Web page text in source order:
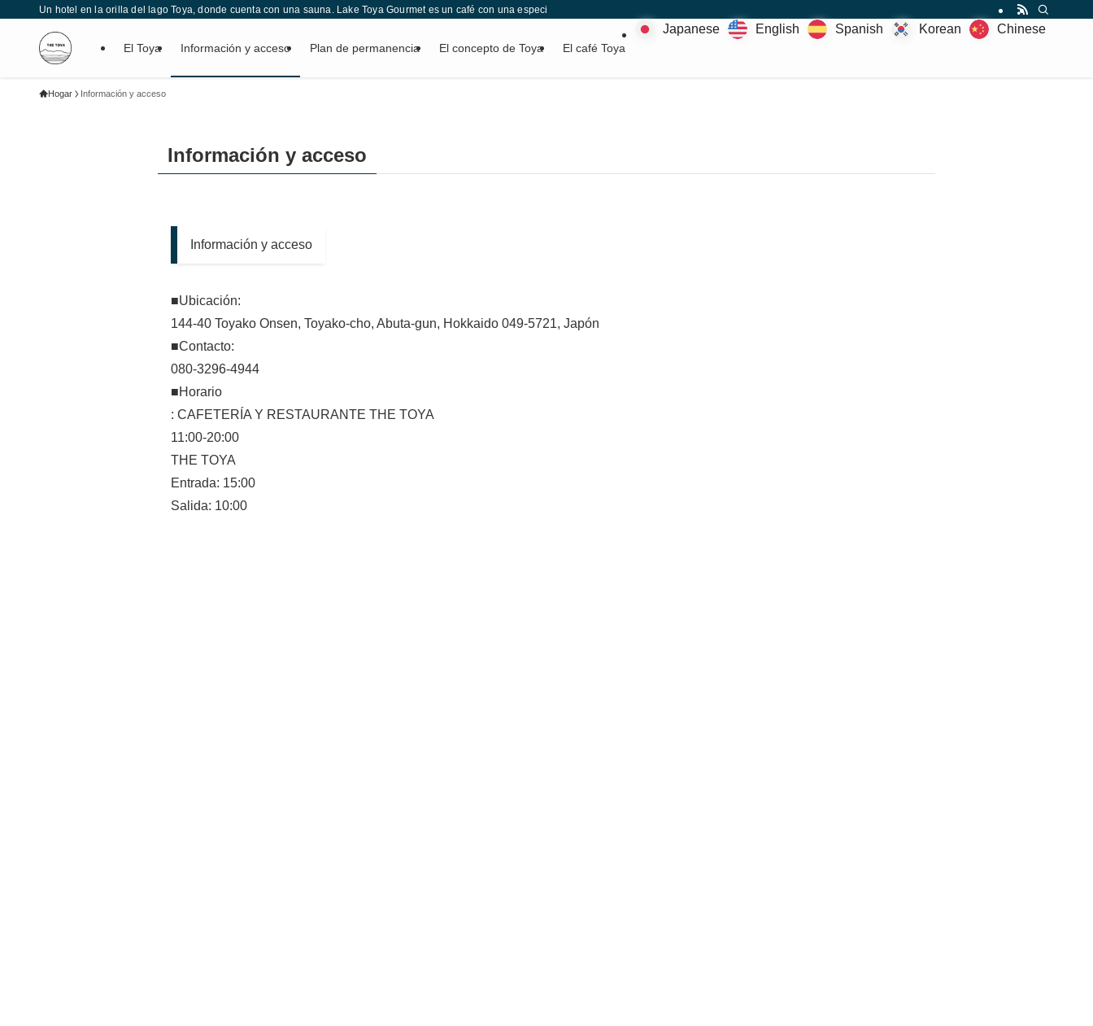
Un hotel en la orilla del lago Toya, donde cuenta con una sauna. Lake Toya Gourmet es un café con una especialidad en Hokkaido, y se enorgullece de servirle solo aquí | El Toya
El Toya Información y acceso Plan de permanencia El concepto de Toya El café Toya
Japanese English Spanish Korean Chinese
Hogar Información y acceso
Información y acceso
Información y acceso
■Ubicación:
144-40 Toyako Onsen, Toyako-cho, Abuta-gun, Hokkaido 049-5721, Japón
■Contacto:
080-3296-4944
■Horario
: CAFETERÍA Y RESTAURANTE THE TOYA
11:00-20:00
THE TOYA
Entrada: 15:00
Salida: 10:00